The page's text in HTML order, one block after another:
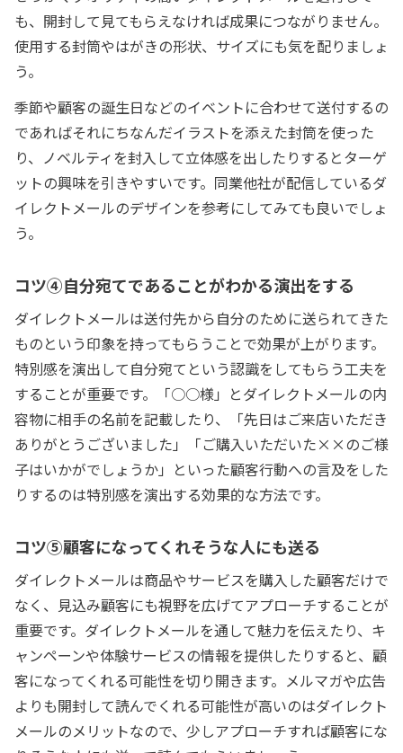
も、開封して見てもらえなければ成果につながりません。
使用する封筒やはがきの形状、サイズにも気を配りましょ
う。
季節や顧客の誕生日などのイベントに合わせて送付するの
であればそれにちなんだイラストを添えた封筒を使った
り、ノベルティを封入して立体感を出したりするとターゲ
ットの興味を引きやすいです。同業他社が配信しているダ
イレクトメールのデザインを参考にしてみても良いでしょ
う。
コツ④自分宛てであることがわかる演出をする
ダイレクトメールは送付先から自分のために送られてきた
ものという印象を持ってもらうことで効果が上がります。
特別感を演出して自分宛てという認識をしてもらう工夫を
することが重要です。「○○様」とダイレクトメールの内
容物に相手の名前を記載したり、「先日はご来店いただき
ありがとうございました」「ご購入いただいた××のご様
子はいかがでしょうか」といった顧客行動への言及をした
りするのは特別感を演出する効果的な方法です。
コツ⑤顧客になってくれそうな人にも送る
ダイレクトメールは商品やサービスを購入した顧客だけで
なく、見込み顧客にも視野を広げてアプローチすることが
重要です。ダイレクトメールを通して魅力を伝えたり、キ
ャンペーンや体験サービスの情報を提供したりすると、顧
客になってくれる可能性を切り開きます。メルマガや広告
よりも開封して読んでくれる可能性が高いのはダイレクト
メールのメリットなので、少しアプローチすれば顧客にな